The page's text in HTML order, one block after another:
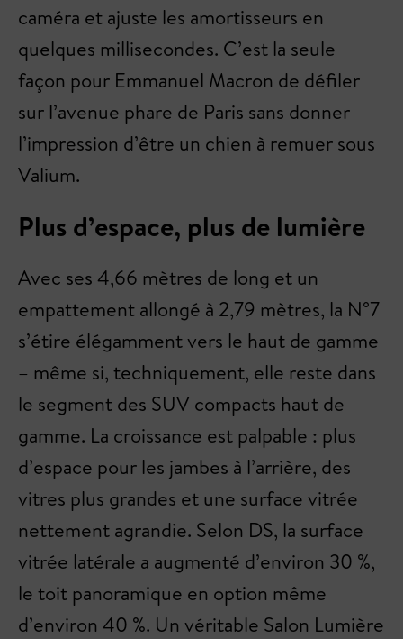
caméra et ajuste les amortisseurs en
quelques millisecondes. C’est la seule
façon pour Emmanuel Macron de défiler
sur l’avenue phare de Paris sans donner
l’impression d’être un chien à remuer sous
Valium.
Plus d’espace, plus de lumière
Avec ses 4,66 mètres de long et un
empattement allongé à 2,79 mètres, la N°7
s’étire élégamment vers le haut de gamme
– même si, techniquement, elle reste dans
le segment des SUV compacts haut de
gamme. La croissance est palpable : plus
d’espace pour les jambes à l’arrière, des
vitres plus grandes et une surface vitrée
nettement agrandie. Selon DS, la surface
vitrée latérale a augmenté d’environ 30 %,
le toit panoramique en option même
d’environ 40 %. Un véritable Salon Lumière